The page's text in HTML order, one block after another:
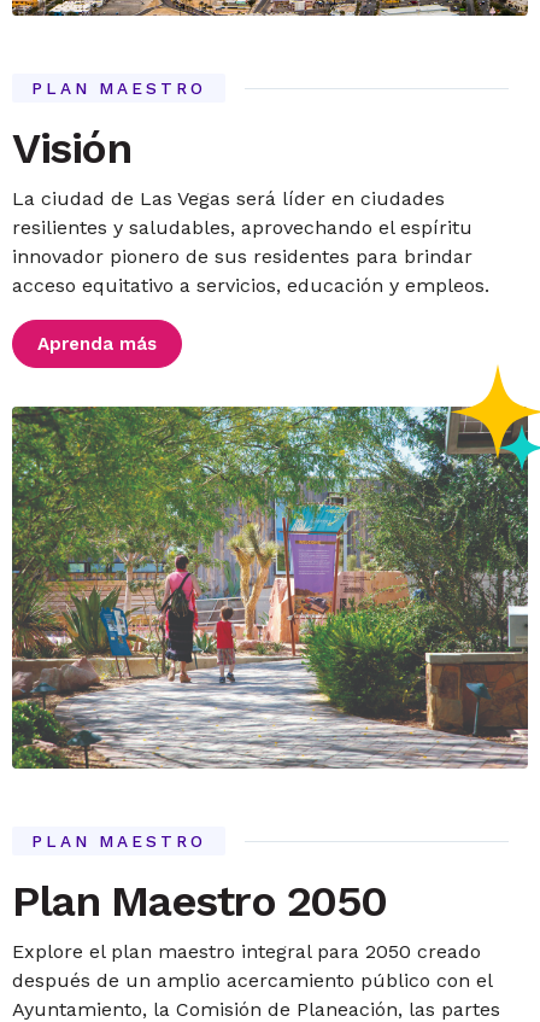
PLAN MAESTRO
Visión
La ciudad de Las Vegas será líder en ciudades
resilientes y saludables, aprovechando el espíritu
innovador pionero de sus residentes para brindar
acceso equitativo a servicios, educación y empleos.
Aprenda más
PLAN MAESTRO
Plan Maestro 2050
Explore el plan maestro integral para 2050 creado
después de un amplio acercamiento público con el
Ayuntamiento, la Comisión de Planeación, las partes